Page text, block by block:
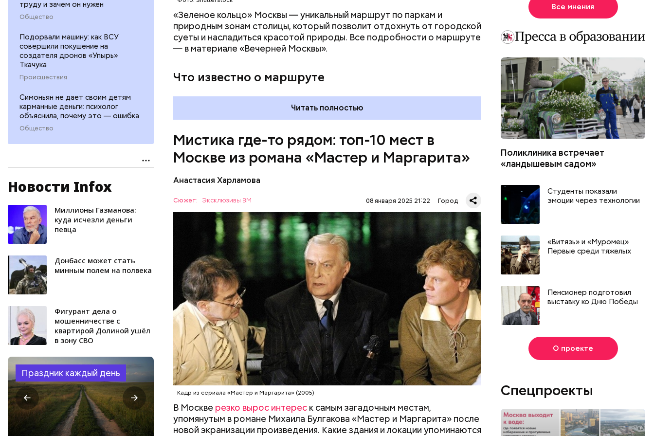
труду и зачем он нужен
Общество
Подорвали машину: как ВСУ
совершили покушение на
создателя дронов «Упырь»
Ткачука
Происшествия
Симоньян не дает своим детям
карманные деньги: психолог
объяснила, почему это — ошибка
Общество
Новости Infox
Миллионы Газманова:
куда исчезли деньги
певца
Донбасс может стать
минным полем на полвека
Фигурант дела о
мошенничестве с
квартирой Долиной ушёл
в зону СВО
Праздник каждый день
«Зеленое кольцо» Москвы — уникальный маршрут по паркам и
природным зонам столицы, который позволит отдохнуть от городской
суеты и насладиться красотой природы. Все подробности о маршруте
— в материале «Вечерней Москвы».
Что известно о маршруте
Читать полностью
Мистика где-то рядом: топ-10 мест в
Москве из романа «Мастер и Маргарита»
Анастасия Харламова
Сюжет: Эксклюзивы ВМ 08 января 2025 21:22 Город
Кадр из сериала «Мастер и Маргарита» (2005)
В Москве резко вырос интерес к самым загадочным местам,
упомянутым в романе Михаила Булгакова «Мастер и Маргарита» после
новой экранизации произведения. Какие здания и локации упоминаются
Одно из культовых мест романа Булгакова «Мастер и Маргарита» —
это «нехорошая квартира» в доме № 50 302-Бис. Именно в ней
проживал повелитель сил тьмы Воланд. Настоящая «нехорошая
квартира» находится на улице Большой Садовой, дом 10. В маленькой
комнате в коммуналке жил и работал Михаил Булгаков три года — с
1921-го по 1924-й. Он называл ее «гнусной комнатой в гнусном доме»,
потому что в доме постоянно происходили перебои с
электричеством, протекал потолок, за стенкой ругались соседи.
Именно поэтому она стала прототипом «нехорошей квартиры», где
жил Воланд со своей свитой, где прошел бал Сатаны.
Булгакова. В ней воссоздана атмосфера жизни и быта начала ХХ века с
большим количеством вещей, которые имеют отношение к роману.
МОСКВА ПИСАТЕЛИ МИХАИЛ БУЛГАКОВ
Все мнения
Поликлиника встречает
«ландышевым садом»
Студенты показали
эмоции через технологии
«Витязь» и «Муромец».
Первые среди тяжелых
Пенсионер подготовил
выставку ко Дню Победы
О проекте
Спецпроекты